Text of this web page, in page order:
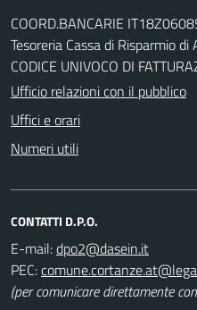
COORD.BANCARIE
Tesoreria Cassa di Risparmio di
CODICE UNIVOCO DI
Ufficio relazioni con il pubblico
Uffici e orari
Numeri utili
CONTATTI D.P.O.
E-mail:
PEC:
(per comunicare direttamente